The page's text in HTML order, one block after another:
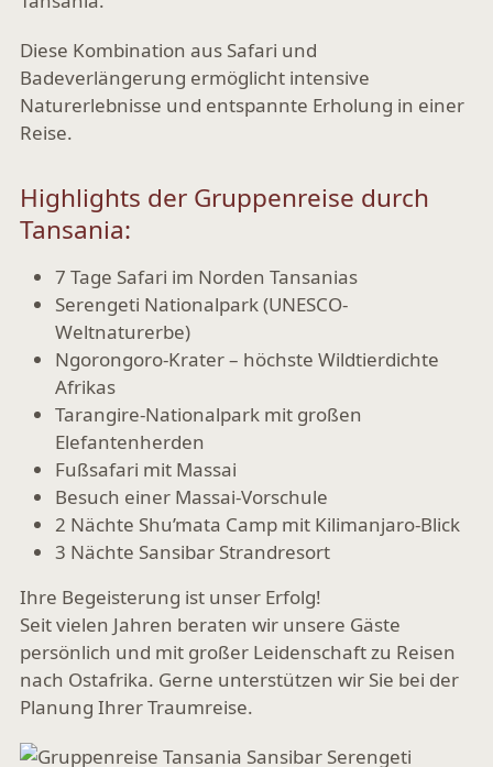
Diese Kombination aus Safari und
Badeverlängerung ermöglicht intensive
Naturerlebnisse und entspannte Erholung in einer
Reise.
Highlights der Gruppenreise durch
Tansania:
7 Tage Safari im Norden Tansanias
Serengeti Nationalpark (UNESCO-
Weltnaturerbe)
Ngorongoro-Krater – höchste Wildtierdichte
Afrikas
Tarangire-Nationalpark mit großen
Elefantenherden
Fußsafari mit Massai
Besuch einer Massai-Vorschule
2 Nächte Shu’mata Camp mit Kilimanjaro-Blick
3 Nächte Sansibar Strandresort
Ihre Begeisterung ist unser Erfolg!
Seit vielen Jahren beraten wir unsere Gäste
persönlich und mit großer Leidenschaft zu Reisen
nach Ostafrika. Gerne unterstützen wir Sie bei der
Planung Ihrer Traumreise.